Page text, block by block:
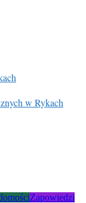
w Rykach
Zapowiedzi